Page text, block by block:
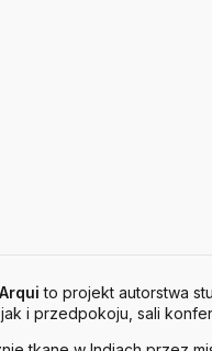
Arqui to projekt autorstwa
i przedpokoju, sali